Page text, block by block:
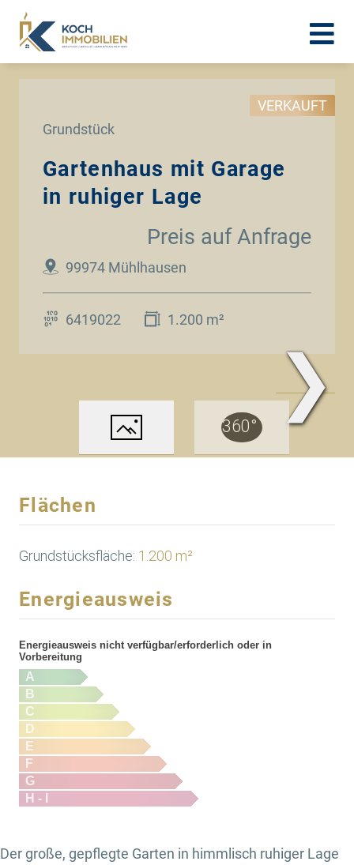
Grundstück
VERKAUFT
Gartenhaus mit Garage
in ruhiger Lage
99974 Mühlhausen
Preis auf Anfrage
6419022 1.200 m²
❯
Flächen
Grundstücksfläche: 1.200 m²
Energieausweis
Energieausweis nicht verfügbar/erforderlich oder in
Vorbereitung
A
B
C
D
E
F
G
H - I
Der große, gepflegte Garten in himmlisch ruhiger Lage